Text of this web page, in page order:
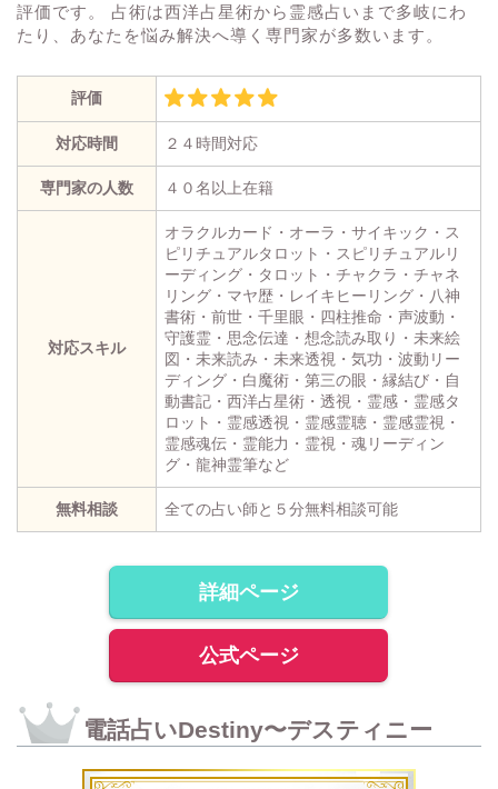
評価です。 占術は西洋占星術から霊感占いまで多岐にわ
たり、あなたを悩み解決へ導く専門家が多数います。
評価
対応時間 ２４時間対応
専門家の人数 ４０名以上在籍
対応スキル
オラクルカード・オーラ・サイキック・ス
ピリチュアルタロット・スピリチュアルリ
ーディング・タロット・チャクラ・チャネ
リング・マヤ歴・レイキヒーリング・八神
書術・前世・千里眼・四柱推命・声波動・
守護霊・思念伝達・想念読み取り・未来絵
図・未来読み・未来透視・気功・波動リー
ディング・白魔術・第三の眼・縁結び・自
動書記・西洋占星術・透視・霊感・霊感タ
ロット・霊感透視・霊感霊聴・霊感霊視・
霊感魂伝・霊能力・霊視・魂リーディン
グ・龍神霊筆など
無料相談 全ての占い師と５分無料相談可能
詳細ページ
公式ページ
電話占いDestiny〜デスティニー